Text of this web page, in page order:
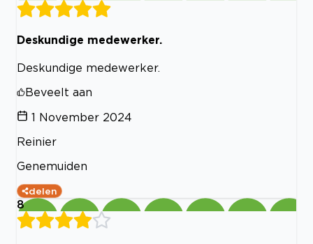
Deskundige medewerker.
Deskundige medewerker.
Beveelt aan
1 November 2024
Reinier
Genemuiden
delen
8